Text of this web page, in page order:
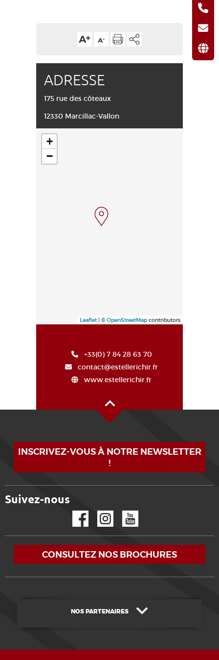
ADRESSE
175 rue des côteaux
12330 Marcillac-Vallon
+
−
Leaflet| © OpenStreetMap contributors
+33(0) 7 84 28 63 70
contact@estellerichir.fr
www.estellerichir.fr
INSCRIVEZ-VOUS À NOTRE NEWSLETTER
!
Suivez-nous
CONSULTEZ NOS BROCHURES
NOS PARTENAIRES